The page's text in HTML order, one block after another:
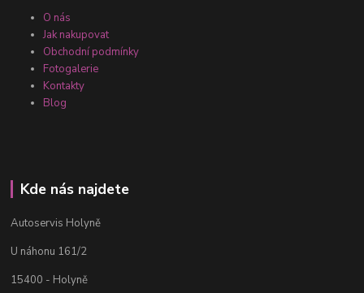
O nás
Jak nakupovat
Obchodní podmínky
Fotogalerie
Kontakty
Blog
Kde nás najdete
Autoservis Holyně
U náhonu 161/2
15400 - Holyně